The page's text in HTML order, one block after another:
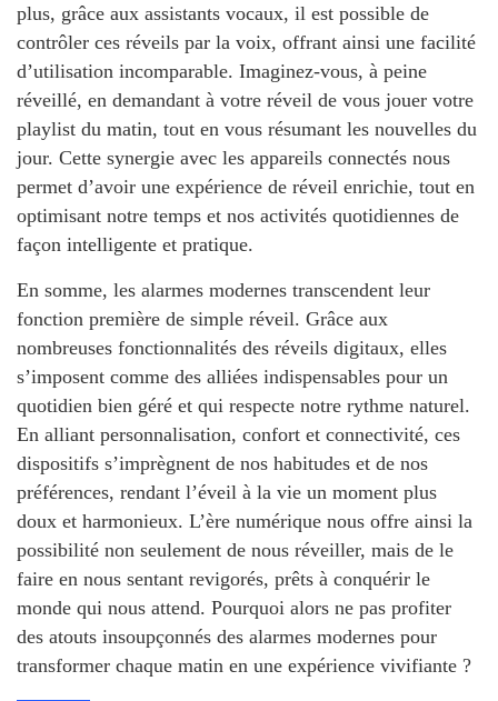
plus, grâce aux assistants vocaux, il est possible de
contrôler ces réveils par la voix, offrant ainsi une facilité
d’utilisation incomparable. Imaginez-vous, à peine
réveillé, en demandant à votre réveil de vous jouer votre
playlist du matin, tout en vous résumant les nouvelles du
jour. Cette synergie avec les appareils connectés nous
permet d’avoir une expérience de réveil enrichie, tout en
optimisant notre temps et nos activités quotidiennes de
façon intelligente et pratique.
En somme, les alarmes modernes transcendent leur
fonction première de simple réveil. Grâce aux
nombreuses fonctionnalités des réveils digitaux, elles
s’imposent comme des alliées indispensables pour un
quotidien bien géré et qui respecte notre rythme naturel.
En alliant personnalisation, confort et connectivité, ces
dispositifs s’imprègnent de nos habitudes et de nos
préférences, rendant l’éveil à la vie un moment plus
doux et harmonieux. L’ère numérique nous offre ainsi la
possibilité non seulement de nous réveiller, mais de le
faire en nous sentant revigorés, prêts à conquérir le
monde qui nous attend. Pourquoi alors ne pas profiter
des atouts insoupçonnés des alarmes modernes pour
transformer chaque matin en une expérience vivifiante ?